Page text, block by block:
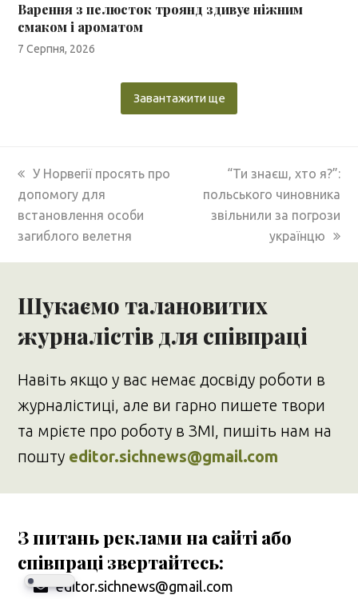
Варення з пелюсток троянд здивує ніжним
смаком і ароматом
7 Серпня, 2026
Завантажити ще
previous
post:
У Норвегії просять про
допомогу для
встановлення особи
загиблого велетня
next
post:
“Ти знаєш, хто я?”:
польського чиновника
звільнили за погрози
українцю
Шукаємо талановитих
журналістів для співпраці
Навіть якщо у вас немає досвіду роботи в
журналістиці, але ви гарно пишете твори
та мрієте про роботу в ЗМІ, пишіть нам на
пошту editor.sichnews@gmail.com
З питань реклами на сайті або
співпраці звертайтесь:
editor.sichnews@gmail.com